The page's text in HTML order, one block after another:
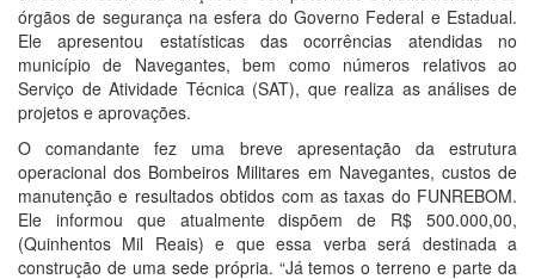
órgãos de segurança na esfera do Governo Federal e Estadual.
Ele apresentou estatísticas das ocorrências atendidas no
município de Navegantes, bem como números relativos ao
Serviço de Atividade Técnica (SAT), que realiza as análises de
projetos e aprovações.
O comandante fez uma breve apresentação da estrutura
operacional dos Bombeiros Militares em Navegantes, custos de
manutenção e resultados obtidos com as taxas do FUNREBOM.
Ele informou que atualmente dispõem de R$ 500.000,00,
(Quinhentos Mil Reais) e que essa verba será destinada a
construção de uma sede própria. “Já temos o terreno e parte da